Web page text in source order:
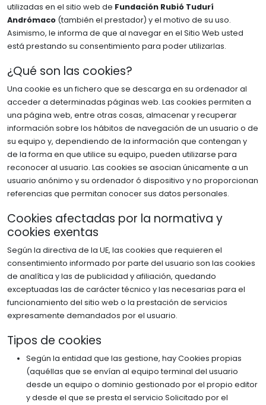
utilizadas en el sitio web de Fundación Rubió Tudurí
Andrómaco (también el prestador) y el motivo de su uso.
Asimismo, le informa de que al navegar en el Sitio Web usted
está prestando su consentimiento para poder utilizarlas.
¿Qué son las cookies?
Una cookie es un fichero que se descarga en su ordenador al
acceder a determinadas páginas web. Las cookies permiten a
una página web, entre otras cosas, almacenar y recuperar
información sobre los hábitos de navegación de un usuario o de
su equipo y, dependiendo de la información que contengan y
de la forma en que utilice su equipo, pueden utilizarse para
reconocer al usuario. Las cookies se asocian únicamente a un
usuario anónimo y su ordenador ó dispositivo y no proporcionan
referencias que permitan conocer sus datos personales.
Cookies afectadas por la normativa y
cookies exentas
Según la directiva de la UE, las cookies que requieren el
consentimiento informado por parte del usuario son las cookies
de analítica y las de publicidad y afiliación, quedando
exceptuadas las de carácter técnico y las necesarias para el
funcionamiento del sitio web o la prestación de servicios
expresamente demandados por el usuario.
Tipos de cookies
Según la entidad que las gestione, hay Cookies propias
(aquéllas que se envían al equipo terminal del usuario
desde un equipo o dominio gestionado por el propio editor
y desde el que se presta el servicio Solicitado por el